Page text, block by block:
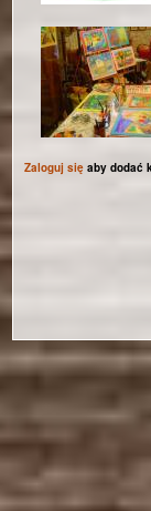
Zaloguj się aby dodać